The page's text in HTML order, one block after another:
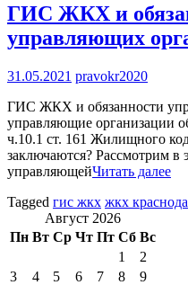
ГИС ЖКХ и
управляющих
31.05.2021 pravokr2020
ГИС ЖКХ и обязанности
управляющие организации
ч.10.1 ст. 161 Жилищного
заключаются? Рассмотрим в
управляющейЧитать далее
Tagged гис жкх жкх
Август 2026
Пн Вт Ср Чт Пт Сб Вс
1
2
3
4 5 6 7 8
9